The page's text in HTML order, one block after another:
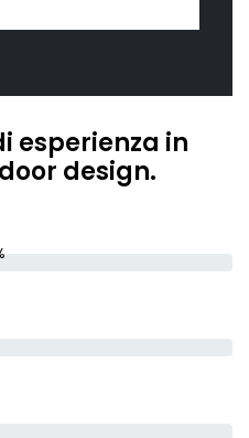
esperienza in
design.